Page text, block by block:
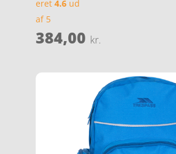
eret 4.6ud
af 5
384,00 kr.